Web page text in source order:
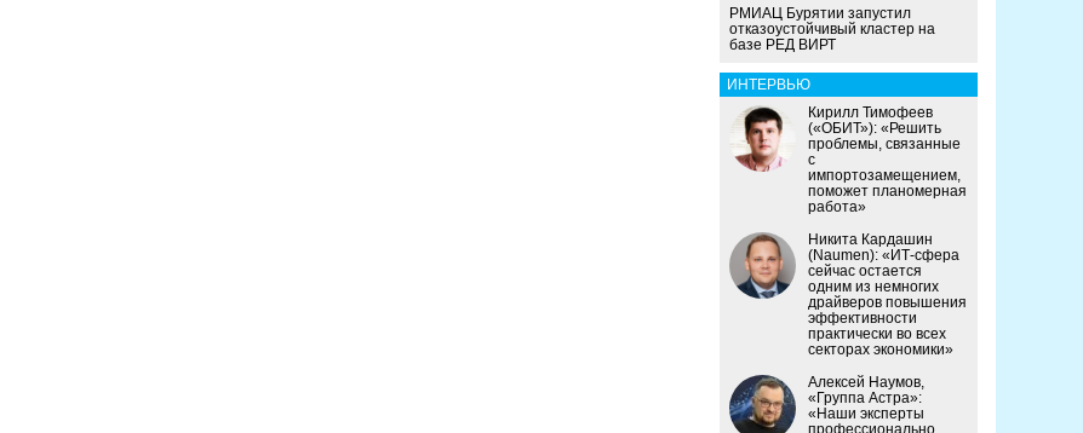
РМИАЦ Бурятии запустил
отказоустойчивый кластер на
базе РЕД ВИРТ
ИНТЕРВЬЮ
Кирилл Тимофеев
(«ОБИТ»): «Решить
проблемы, связанные
с
импортозамещением,
поможет планомерная
работа»
Никита Кардашин
(Naumen): «ИТ-сфера
сейчас остается
одним из немногих
драйверов повышения
эффективности
практически во всех
секторах экономики»
Алексей Наумов,
«Группа Астра»:
«Наши эксперты